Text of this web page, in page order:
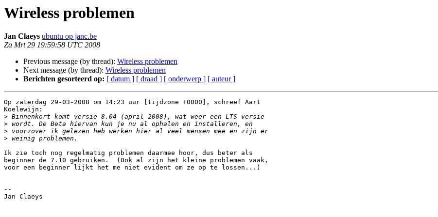
Wireless problemen
Jan Claeys ubuntu op janc.be
Za Mrt 29 19:59:58 UTC 2008
Previous message (by thread): Wireless problemen
Next message (by thread): Wireless problemen
Berichten gesorteerd op: [ datum ] [ draad ] [ onderwerp ] [ auteur ]
Op zaterdag 29-03-2008 om 14:23 uur [tijdzone +0000], schreef Aart
Koelewijn:
>
>
>
>
Ik zie toch nog regelmatig problemen daarmee hoor, dus beter als
beginner de 7.10 gebruiken.  (Ook al zijn het kleine problemen vaak,
voor een beginner lijkt het me niet evident om ze op te lossen...)
--
Jan Claeys